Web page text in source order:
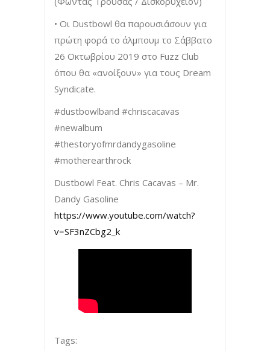
• Οι Dustbowl θα παρουσιάσουν για
πρώτη φορά το άλμπουμ το Σάββατο
26 Οκτωβρίου 2019 στο Fuzz Club
όπου θα «ανοίξουν» για τους Dream
Syndicate.
#dustbowlband #chriscacavas
#newalbum
#thestoryofmrdandygasoline
#motherearthrock
Dustbowl Feat. Chris Cacavas – Mr.
Dandy Gasoline
https://www.youtube.com/watch?
v=SF3nZCbg2_k
Tags: